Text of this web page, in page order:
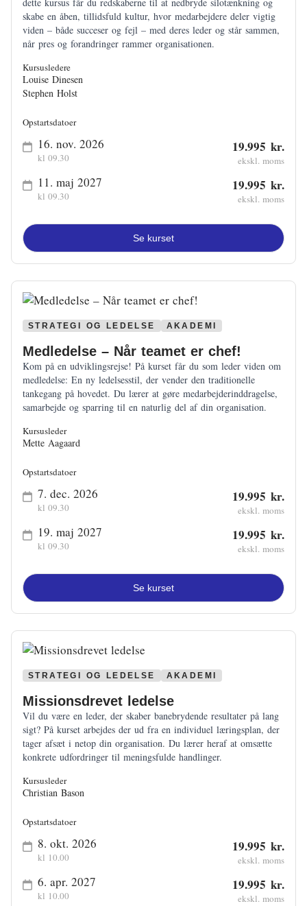
skabe en åben, tillidsfuld kultur, hvor medarbejdere deler vigtig
viden – både succeser og fejl – med deres leder og står sammen,
når pres og forandringer rammer organisationen.
Kursusledere
Louise Dinesen
Stephen Holst
Opstartsdatoer
16. nov. 2026
kl 09.30
19.995 kr.
ekskl. moms
11. maj 2027
kl 09.30
19.995 kr.
ekskl. moms
Se kurset
STRATEGI OG LEDELSE AKADEMI
Medledelse – Når teamet er chef!
Kom på en udviklingsrejse! På kurset får du som leder viden om
medledelse: En ny ledelsesstil, der vender den traditionelle
tankegang på hovedet. Du lærer at gøre medarbejderinddragelse,
samarbejde og sparring til en naturlig del af din organisation.
Kursusleder
Mette Aagaard
Opstartsdatoer
7. dec. 2026
kl 09.30
19.995 kr.
ekskl. moms
19. maj 2027
kl 09.30
19.995 kr.
ekskl. moms
Se kurset
STRATEGI OG LEDELSE AKADEMI
Missionsdrevet ledelse
Vil du være en leder, der skaber banebrydende resultater på lang
sigt? På kurset arbejdes der ud fra en individuel læringsplan, der
tager afsæt i netop din organisation. Du lærer heraf at omsætte
konkrete udfordringer til meningsfulde handlinger.
Kursusleder
Christian Bason
Opstartsdatoer
8. okt. 2026
kl 10.00
19.995 kr.
ekskl. moms
6. apr. 2027
kl 10.00
19.995 kr.
ekskl. moms